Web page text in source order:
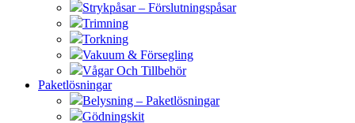
Strykpåsar – Förslutningspåsar
Trimning
Torkning
Vakuum & Försegling
Vågar Och Tillbehör
Paketlösningar
Belysning – Paketlösningar
Gödningskit